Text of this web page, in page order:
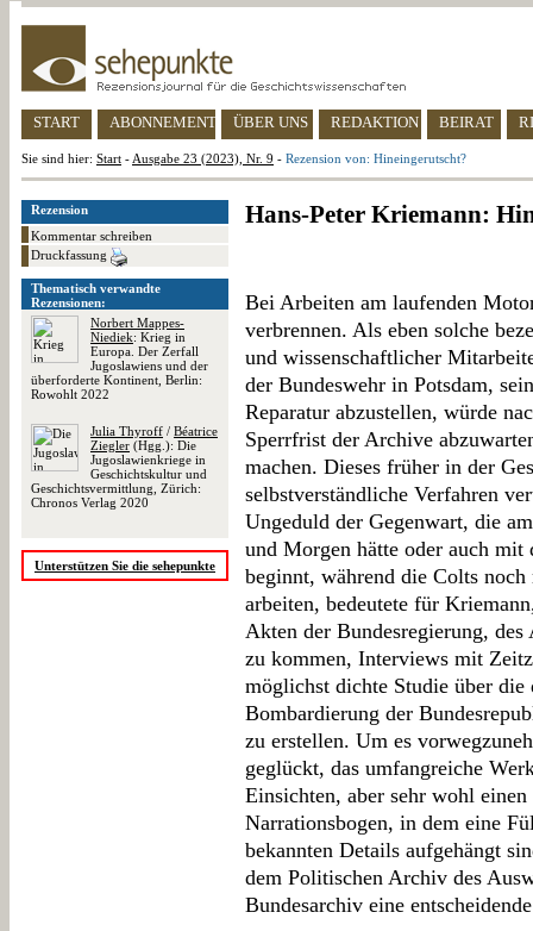
START ABONNEMENT ÜBER UNS REDAKTION BEIRAT
Sie sind hier: Start - Ausgabe 23 (2023), Nr. 9 - Rezension von: Hineingerutscht?
Rezension
Kommentar schreiben
Druckfassung
Thematisch verwandte
Rezensionen:
Norbert Mappes-
Niediek: Krieg in
Europa. Der Zerfall
Jugoslawiens und der
überforderte Kontinent, Berlin:
Rowohlt 2022
Julia Thyroff / Béatrice
Ziegler (Hgg.): Die
Jugoslawienkriege in
Geschichtskultur und
Geschichtsvermittlung, Zürich:
Chronos Verlag 2020
Unterstützen Sie die sehepunkte
Hans-Peter Kriemann:
Bei Arbeiten am laufenden
verbrennen. Als eben solche
und wissenschaftlicher
der Bundeswehr in Potsdam,
Reparatur abzustellen, würde
Sperrfrist der Archive
machen. Dieses früher in der
selbstverständliche Verfahren
Ungeduld der Gegenwart, die
und Morgen hätte oder auch
beginnt, während die Colts
arbeiten, bedeutete für
Akten der Bundesregierung,
zu kommen, Interviews mit
möglichst dichte Studie über die
Bombardierung der
zu erstellen. Um es
geglückt, das umfangreiche
Einsichten, aber sehr wohl
Narrationsbogen, in dem eine
bekannten Details aufgehängt
dem Politischen Archiv des
Bundesarchiv eine